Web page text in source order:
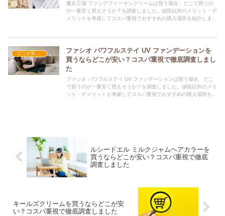
魔女工場 ファンデフリーサンクリームは買う場合、どこで買うの
が一番安く買えそうか？を調査しました。値段以外のメリット・デ
メリットも考慮してコスパ重視でおすすめの購入場所を紹介しま
ファシオ パワフルステイ UV ファンデーションを
買うならどこが安い？コスパ重視で徹底調査しまし
た
ファシオ パワフルステイ UV ファンデーションは買う場合、どこ
で買うのが一番安く買えそうか？を調査しました。値段以外のメリ
ット・デメリットも考慮してコスパ重視でおすすめの購入場所を紹
ルシードエル ミルクジャムヘアカラーを
買うならどこが安い？コスパ重視で徹底
調査しました
キールズクリームを買うならどこが安
い？コスパ重視で徹底調査しました